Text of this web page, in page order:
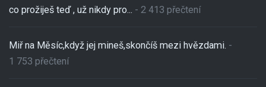
co prožiješ teď , už nikdy pro... - 2 413 přečtení
Miř na Měsíc,když jej mineš,skončíš mezi hvězdami. -
1 753 přečtení